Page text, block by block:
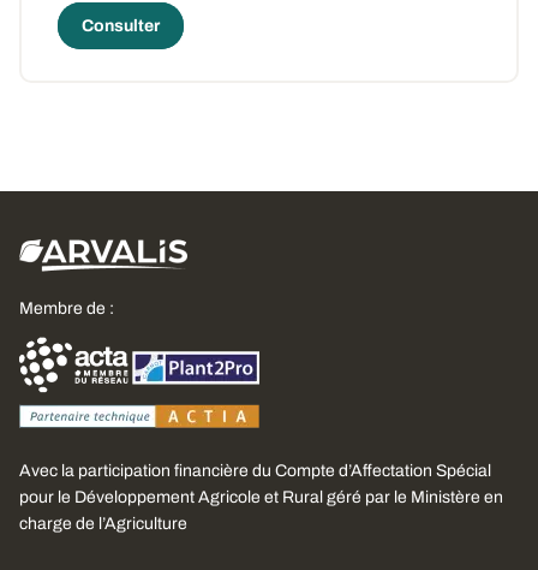
Consulter
Membre de :
Avec la participation financière du Compte d’Affectation Spécial
pour le Développement Agricole et Rural géré par le Ministère en
charge de l’Agriculture